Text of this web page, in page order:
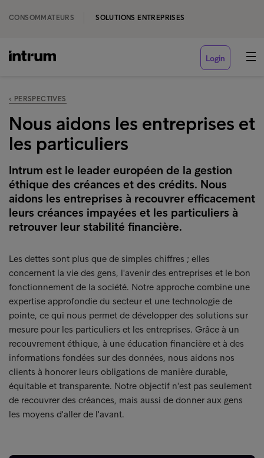
CONSOMMATEURS SOLUTIONS ENTREPRISES
Login
‹ PERSPECTIVES
Nous aidons les entreprises et
les particuliers
Intrum est le leader européen de la gestion
éthique des créances et des crédits. Nous
aidons les entreprises à recouvrer efficacement
leurs créances impayées et les particuliers à
retrouver leur stabilité financière.
Les dettes sont plus que de simples chiffres ; elles
concernent la vie des gens, l'avenir des entreprises et le bon
fonctionnement de la société. Notre approche combine une
expertise approfondie du secteur et une technologie de
pointe, ce qui nous permet de développer des solutions sur
mesure pour les particuliers et les entreprises. Grâce à un
recouvrement éthique, à une éducation financière et à des
informations fondées sur des données, nous aidons nos
clients à honorer leurs obligations de manière durable,
équitable et transparente. Notre objectif n'est pas seulement
de recouvrer des créances, mais aussi de donner aux gens
les moyens d'aller de l'avant.